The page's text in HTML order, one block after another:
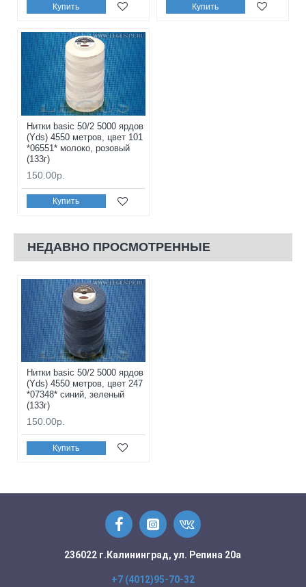
Купить Купить
Нитки basic 50/2 5000 ярдов
(Yds) 4550 метров, цвет 101
*06551* молоко, розовый
(133г)
150.00р.
Купить
НЕДАВНО ПРОСМОТРЕННЫЕ
Нитки basic 50/2 5000 ярдов
(Yds) 4550 метров, цвет 247
*07348* синий, зеленый
(133г)
150.00р.
Купить
236022 г.Калининград, ул. Репина 20а
+7 (4012)95-70-32